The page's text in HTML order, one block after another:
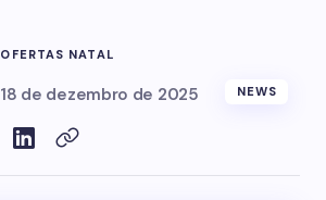
OFERTAS NATAL
18 de dezembro de 2025 NEWS